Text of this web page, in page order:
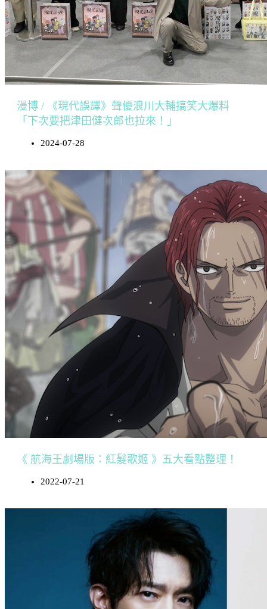
漫博 / 《現代誤譯》聲優浪川大輔搞笑大爆料
「下次要把津田健次郎也拉來！」
2024-07-28
《 航海王劇場版：紅髮歌姬 》五大看點整理！
2022-07-21